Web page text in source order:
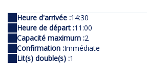
Heure d'arrivée :14:30
Heure de départ :11:00
Capacité maximum :2
Confirmation :Immédiate
Lit(s) double(s) :1